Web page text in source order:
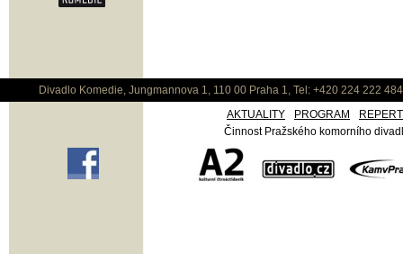
Divadlo Komedie, Jungmannova 1, 110 00 Praha 1, Tel: +420 224 222
AKTUALITY
PROGRAM
Činnost Pražského komorního